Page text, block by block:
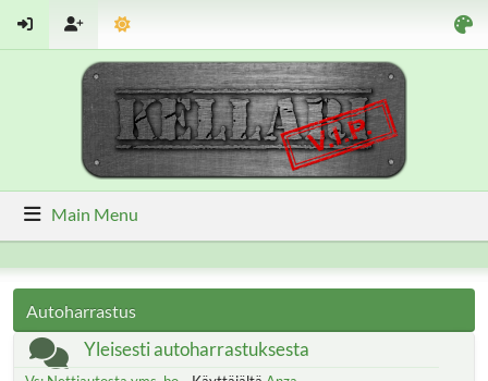
Main Menu
Autoharrastus
Yleisesti autoharrastuksesta